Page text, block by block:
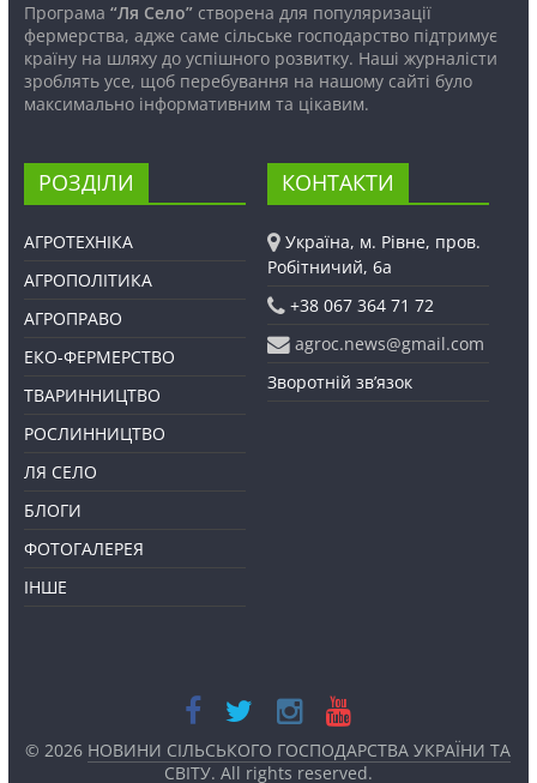
Програма “Ля Село”створена для популяризації
фермерства, адже саме сільське господарство підтримує
країну на шляху до успішного розвитку. Наші журналісти
зроблять усе, щоб перебування на нашому сайті було
максимально інформативним та цікавим.
РОЗДІЛИ
АГРОТЕХНІКА
АГРОПОЛІТИКА
АГРОПРАВО
ЕКО-ФЕРМЕРСТВО
ТВАРИННИЦТВО
РОСЛИННИЦТВО
ЛЯ СЕЛО
БЛОГИ
ФОТОГАЛЕРЕЯ
ІНШЕ
КОНТАКТИ
Україна, м. Рівне, пров.
Робітничий, 6а
+38 067 364 71 72
agroc.news@gmail.com
Зворотній зв’язок
© 2026 НОВИНИ СІЛЬСЬКОГО ГОСПОДАРСТВА УКРАЇНИ ТА
СВІТУ. All rights reserved.